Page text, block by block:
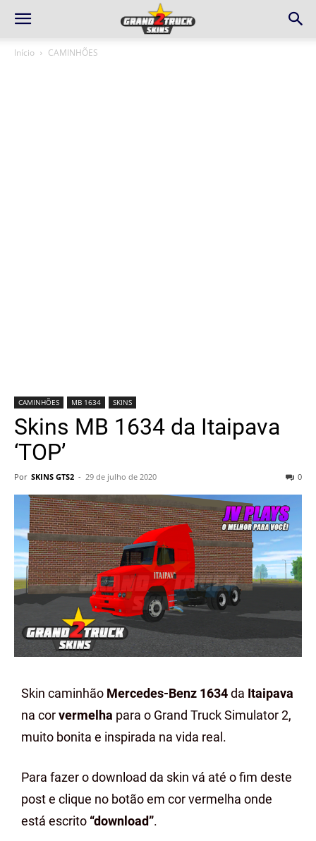
Início CAMINHÕES
CAMINHÕES MB 1634 SKINS
Skins MB 1634 da Itaipava
‘TOP’
Por SKINS GTS2 - 29 de julho de 2020 0
Skin caminhão Mercedes-Benz 1634da Itaipava
na corvermelha para o Grand Truck Simulator 2,
muito bonita e inspirada na vida real.
Para fazer o download da skin vá até o fim deste
post e clique no botão em cor vermelha onde
está escrito “download”.